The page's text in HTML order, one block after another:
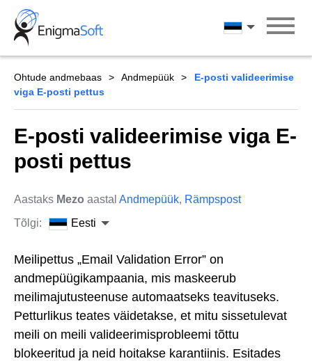
Skip
content
Eesti
Ohtude andmebaas Andmepüük
E-posti valideerimise
viga E-posti pettus
E-posti valideerimise viga E-
posti pettus
Aastaks Mezo aastal Andmepüük, Rämpspost
Tõlgi:
Eesti
Meilipettus „Email Validation Error” on
andmepüügikampaania, mis maskeerub
meilimajutusteenuse automaatseks teavituseks.
Petturlikus teates väidetakse, et mitu sissetulevat
meili on meili valideerimisprobleemi tõttu
blokeeritud ja neid hoitakse karantiinis. Esitades